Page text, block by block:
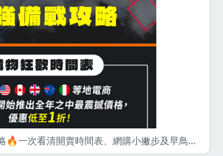
2024地表最強黑五備戰攻略🔥一次看清開賣時間表、網購小撇步及早鳥折扣❗️